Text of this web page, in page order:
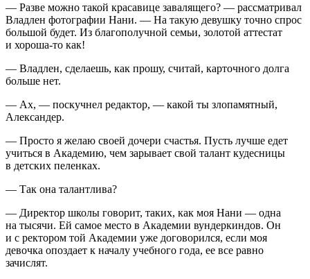
— Разве можно такой красавице завалящего? — рассматривал
Владлен фотографии Нани. — На такую девушку точно спрос
большой будет. Из благополучной семьи, золотой аттестат
и хороша-то как!
— Владлен, сделаешь, как прошу, считай, карточного долга
больше нет.
— Ах, — поскучнел редактор, — какой ты злопамятный,
Александер.
— Просто я желаю своей дочери счастья. Пусть лучше едет
учиться в Академию, чем зарывает свой талант кудесницы
в детских пеленках.
— Так она талантлива?
— Директор школы говорит, таких, как моя Нани — одна
на тысячи. Ей самое место в Академии вундеркиндов. Он
и с ректором той Академии уже договорился, если моя
девочка опоздает к началу учебного года, ее все равно
зачислят.